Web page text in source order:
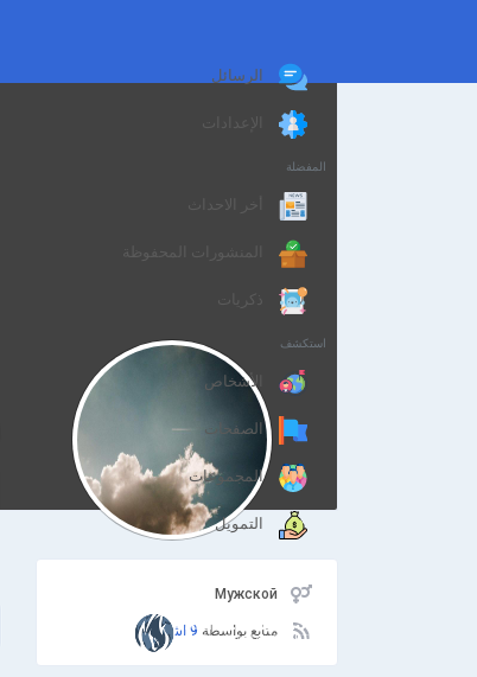
الرسائل
الإعدادات
المفضلة
أخر الاحداث
المنشورات المحفوظة
ذكريات
استكشف
الأشخاص
الصفحات
المجموعات
التمويل
Мужской
متابع بواسطة 9 اشخاص